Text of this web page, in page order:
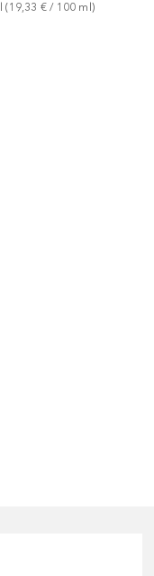
(19,33 € / 100 ml )